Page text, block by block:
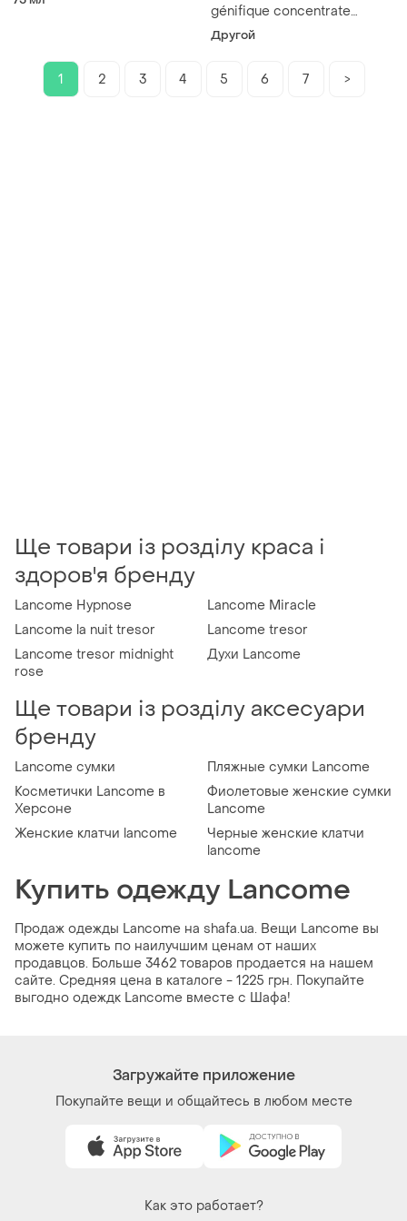
génifique concentrate
концентрат-сироватка для
обличчя
Другой
1 2 3 4 5 6 7 >
Ще товари із розділу краса і
здоров'я бренду
Lancome Hypnose
Lancome Miracle
Lancome la nuit tresor
Lancome tresor
Lancome tresor midnight
rose
Духи Lancome
Ще товари із розділу аксесуари
бренду
Lancome сумки
Пляжные сумки Lancome
Косметички Lancome в
Херсоне
Фиолетовые женские сумки
Lancome
Женские клатчи lancome
Черные женские клатчи
lancome
Купить одежду Lancome
Продаж одежды Lancome на shafa.ua. Вещи Lancome вы
можете купить по наилучшим ценам от наших
продавцов. Больше 3462 товаров продается на нашем
сайте. Средняя цена в каталоге - 1225 грн. Покупайте
выгодно одеждк Lancome вместе с Шафа!
Загружайте приложение
Покупайте вещи и общайтесь в любом месте
Как это работает?